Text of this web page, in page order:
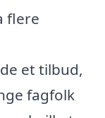
flere
et tilbud,
fagfolk